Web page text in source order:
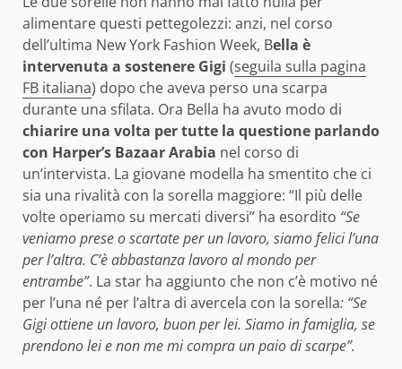
alimentare questi pettegolezzi: anzi, nel corso
dell’ultima New York Fashion Week, Bella è
intervenuta a sostenere Gigi (seguila sulla pagina
FB italiana) dopo che aveva perso una scarpa
durante una sfilata. Ora Bella ha avuto modo di
chiarire una volta per tutte la questione parlando
con Harper’s Bazaar Arabia nel corso di
un’intervista. La giovane modella ha smentito che ci
sia una rivalità con la sorella maggiore: “Il più delle
volte operiamo su mercati diversi” ha esordito “Se
veniamo prese o scartate per un lavoro, siamo felici l’una
per l’altra. C’è abbastanza lavoro al mondo per
entrambe”. La star ha aggiunto che non c’è motivo né
per l’una né per l’altra di avercela con la sorella: “Se
Gigi ottiene un lavoro, buon per lei. Siamo in famiglia, se
prendono lei e non me mi compra un paio di scarpe”.